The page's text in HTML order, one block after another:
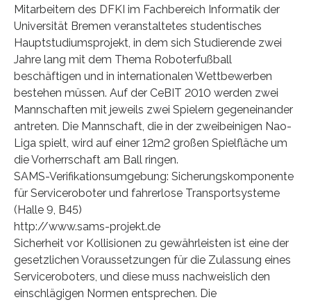
Mitarbeitern des DFKI im Fachbereich Informatik der
Universität Bremen veranstaltetes studentisches
Hauptstudiumsprojekt, in dem sich Studierende zwei
Jahre lang mit dem Thema Roboterfußball
beschäftigen und in internationalen Wettbewerben
bestehen müssen. Auf der CeBIT 2010 werden zwei
Mannschaften mit jeweils zwei Spielern gegeneinander
antreten. Die Mannschaft, die in der zweibeinigen Nao-
Liga spielt, wird auf einer 12m2 großen Spielfläche um
die Vorherrschaft am Ball ringen.
SAMS-Verifikationsumgebung: Sicherungskomponente
für Serviceroboter und fahrerlose Transportsysteme
(Halle 9, B45)
http://www.sams-projekt.de
Sicherheit vor Kollisionen zu gewährleisten ist eine der
gesetzlichen Voraussetzungen für die Zulassung eines
Serviceroboters, und diese muss nachweislich den
einschlägigen Normen entsprechen. Die